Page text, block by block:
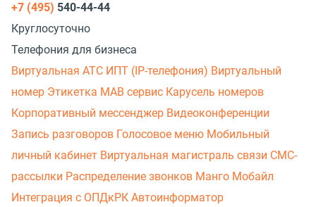
+7 (495) 540-44-44
Круглосуточно
Телефония для бизнеса
Виртуальная АТС ИПТ (IP-телефония) Виртуальный
номер Этикетка МАВ сервис Карусель номеров
Корпоративный мессенджер Видеоконференции
Запись разговоров Голосовое меню Мобильный
личный кабинет Виртуальная магистраль связи СМС-
рассылки Распределение звонков Манго Мобайл
Интеграция с ОПДкРК Автоинформатор